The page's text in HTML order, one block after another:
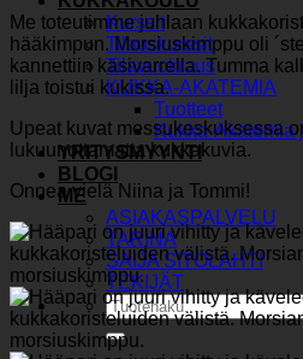
Kurssit
Tilauskurssit
Tilavuokraus
KUKKA-AKATEMIA
Tuotteet
Kukka-Akatemia
YRITYSMYYNTI
BLOGI
ME
ASIAKASPALVELU
TARINA
SAIJA SITOLAHTI
TEKIJÄT
Etsi:
Me toteutimme juhlaan
hääkimpun. Morsiuskimppu oli
kannettiin käsivarrella. Tumma
lilja toistui kukissa.
Upeat kuvat messukeskuksessa
lukuunottamatta kukkakuvia.
Onnea vielä Niina ja Tommi!